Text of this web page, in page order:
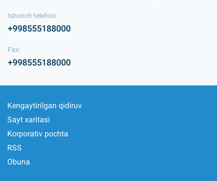
Ishonch telefoni:
+998555188000
Fax:
+998555188000
Kengaytirilgan qidiruv
Sayt xaritasi
Korporativ pochta
RSS
Obuna